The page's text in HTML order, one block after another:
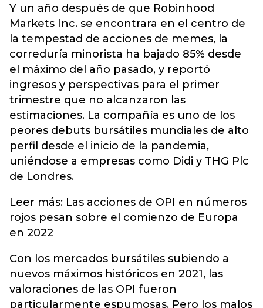
Y un año después de que Robinhood
Markets Inc. se encontrara en el centro de
la tempestad de acciones de memes, la
correduría minorista ha bajado 85% desde
el máximo del año pasado, y reportó
ingresos y perspectivas para el primer
trimestre que no alcanzaron las
estimaciones. La compañía es uno de los
peores debuts bursátiles mundiales de alto
perfil desde el inicio de la pandemia,
uniéndose a empresas como Didi y THG Plc
de Londres.
Leer más: Las acciones de OPI en números
rojos pesan sobre el comienzo de Europa
en 2022
Con los mercados bursátiles subiendo a
nuevos máximos históricos en 2021, las
valoraciones de las OPI fueron
particularmente espumosas. Pero los malos